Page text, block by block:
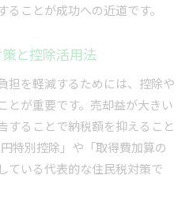
ことが成功への近道です。
と控除活用法
担を軽減するためには、控除や
とが重要です。売却益が大きい
することで納税額を抑えること
特別控除」や「取得費加算の
ている代表的な住民税対策で